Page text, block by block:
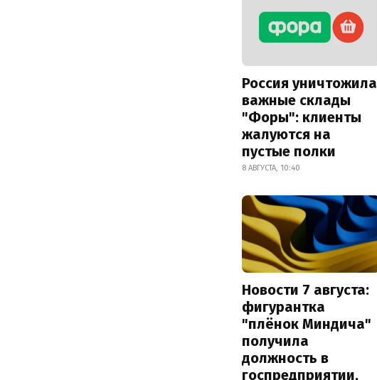
Россия уничтожила
важные склады
"Форы": клиенты
жалуются на
пустые полки
8 АВГУСТА, 10:40
Новости 7 августа:
фигурантка
"плёнок Миндича"
получила
должность в
госпредприятии,